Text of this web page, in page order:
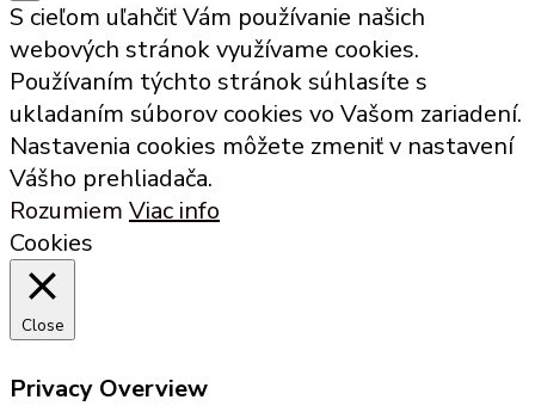
S cieľom uľahčiť Vám používanie našich
webových stránok využívame cookies.
Používaním týchto stránok súhlasíte s
ukladaním súborov cookies vo Vašom zariadení.
Nastavenia cookies môžete zmeniť v nastavení
Vášho prehliadača.
Rozumiem Viac info
Cookies
Close
Privacy Overview